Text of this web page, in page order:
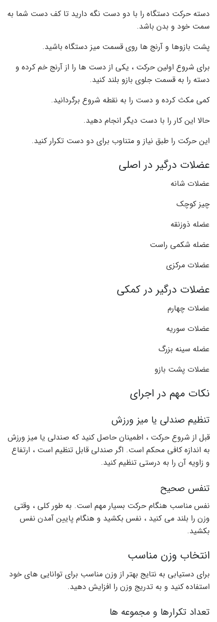
دسته حرکت دستگاه را با دو دست نگه دارید تا کف دست شما به
سمت خود و بدن باشد.
پشت بازوها و آرنج ها روی قسمت میز دستگاه باشید.
برای شروع اولین حرکت ، یکی از دست ها را از آرنج خم کرده و
دسته را به قسمت جلوی بازو بلند کنید.
کمی مکث کرده و دست را به نقطه شروع برگردانید.
حالا این کار را با دست دیگر انجام دهید.
این حرکت را طبق نیاز و متناوب برای دو دست تکرار کنید.
عضلات درگیر در اصلی
عضلات شانه
چیز کوچک
عضله ذوزنقه
عضله شکمی راست
عضلات مرکزی
عضلات درگیر در کمکی
عضلات چهارم
عضلات سوریه
عضله سینه بزرگ
عضلات پشت بازو
نکات مهم در اجرای
تنظیم صندلی یا میز ورزش
قبل از شروع حرکت ، اطمینان حاصل کنید که صندلی یا میز ورزش
به اندازه کافی محکم است. اگر صندلی قابل تنظیم است ، ارتفاع
و زاویه آن را به درستی تنظیم کنید.
تنفس صحیح
نفس مناسب هنگام حرکت بسیار مهم است. به طور کلی ، وقتی
وزن را بلند می کنید ، نفس بکشید و هنگام پایین آمدن نفس
بکشید.
انتخاب وزن مناسب
برای دستیابی به نتایج بهتر از وزن مناسب برای توانایی های خود
استفاده کنید و به تدریج وزن را افزایش دهید.
تعداد تکرارها و مجموعه ها